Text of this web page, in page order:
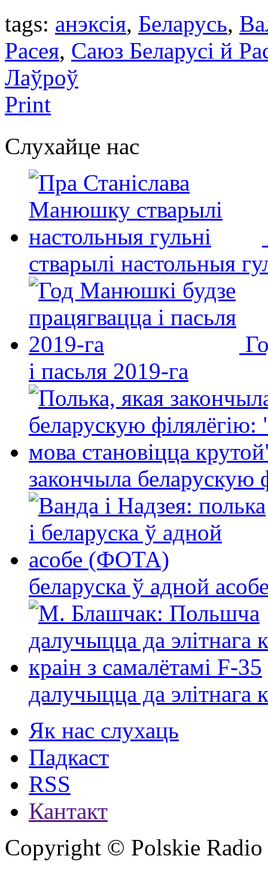
tags: анэксія, Беларусь,
Расея, Саюз Беларусі й
Лаўроў
Print
Слухайце нас
стварылі настольныя
і пасьля 2019-га
закончыла беларускую
беларуска ў адной
далучыцца да элітнага
Як нас слухаць
Падкаст
RSS
Кантакт
Copyright © Polskie